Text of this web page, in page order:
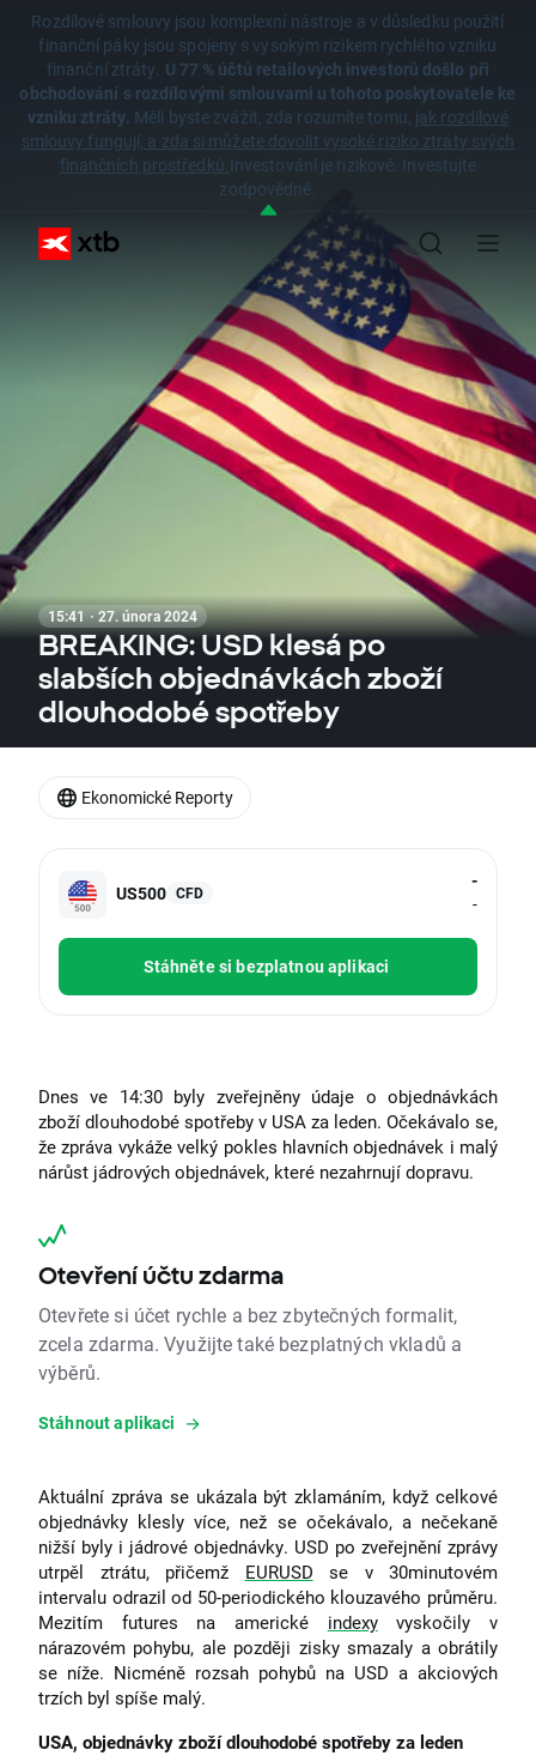
Rozdílové smlouvy jsou komplexní nástroje a v důsledku použití
finanční páky jsou spojeny s vysokým rizikem rychlého vzniku
finanční ztráty. U 77 % účtů retailových investorů došlo při
obchodování s rozdílovými smlouvami u tohoto poskytovatele ke
vzniku ztráty. Měli byste zvážit, zda rozumíte tomu, jak rozdílové
smlouvy fungují, a zda si můžete dovolit vysoké riziko ztráty svých
finančních prostředků.Investování je rizikové. Investujte
zodpovědně.
15:41 · 27. února 2024
BREAKING: USD klesá po
slabších objednávkách zboží
dlouhodobé spotřeby
US500 CFD
-
-
Stáhněte si bezplatnou aplikaci
Dnes ve 14:30 byly zveřejněny údaje o objednávkách
zboží dlouhodobé spotřeby v USA za leden. Očekávalo se,
že zpráva vykáže velký pokles hlavních objednávek i malý
nárůst jádrových objednávek, které nezahrnují dopravu.
Otevření účtu zdarma
Otevřete si účet rychle a bez zbytečných formalit,
zcela zdarma. Využijte také bezplatných vkladů a
výběrů.
Stáhnout aplikaci
Aktuální zpráva se ukázala být zklamáním, když celkové
objednávky klesly více, než se očekávalo, a nečekaně
nižší byly i jádrové objednávky. USD po zveřejnění zprávy
utrpěl ztrátu, přičemž EURUSD se v 30minutovém
intervalu odrazil od 50-periodického klouzavého průměru.
Mezitím futures na americké indexyvyskočily v
nárazovém pohybu, ale později zisky smazaly a obrátily
se níže. Nicméně rozsah pohybů na USD a akciových
trzích byl spíše malý.
USA, objednávky zboží dlouhodobé spotřeby za leden
Ekonomické Reporty